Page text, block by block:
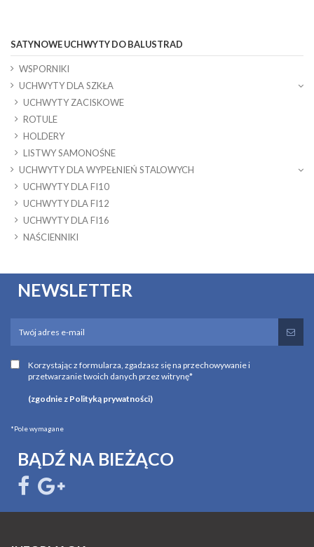
SATYNOWE UCHWYTY DO BALUSTRAD
WSPORNIKI
UCHWYTY DLA SZKŁA
UCHWYTY ZACISKOWE
ROTULE
HOLDERY
LISTWY SAMONOŚNE
UCHWYTY DLA WYPEŁNIEŃ STALOWYCH
UCHWYTY DLA FI10
UCHWYTY DLA FI12
UCHWYTY DLA FI16
NAŚCIENNIKI
NEWSLETTER
Korzystając z formularza, zgadzasz się na przechowywanie i
przetwarzanie twoich danych przez witrynę*
(zgodnie z Polityką prywatności)
*Pole wymagane
BĄDŹ NA BIEŻĄCO